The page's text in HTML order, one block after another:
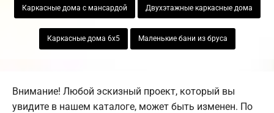
Каркасные дома с мансардой Двухэтажные каркасные дома
Каркасные дома 6х5 Маленькие бани из бруса
Внимание! Любой эскизный проект, который вы
увидите в нашем каталоге, может быть изменен. По